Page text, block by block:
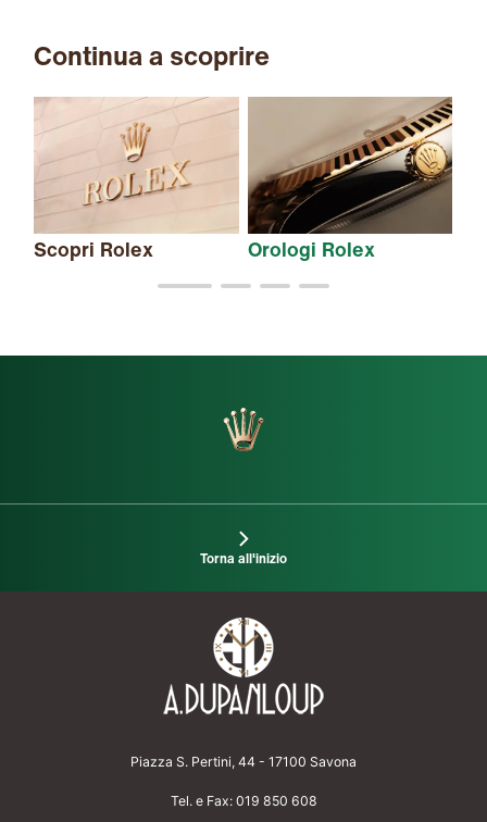
Continua a scoprire
Scopri Rolex Orologi Rolex
Torna all'inizio
Piazza S. Pertini, 44 - 17100 Savona
Tel. e Fax: 019 850 608